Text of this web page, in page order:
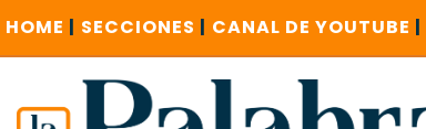
HOME | SECCIONES | CANAL DE YOUTUBE |